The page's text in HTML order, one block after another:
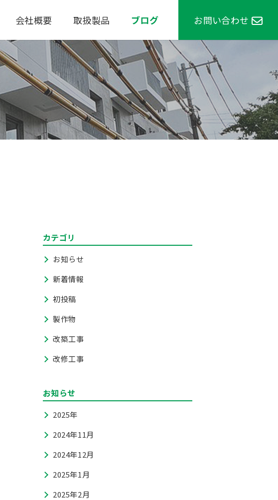
会社概要 取扱製品 ブログ お問い合わせ
カテゴリ
お知らせ
新着情報
初投稿
製作物
改築工事
改修工事
お知らせ
2025年
2024年11月
2024年12月
2025年1月
2025年2月